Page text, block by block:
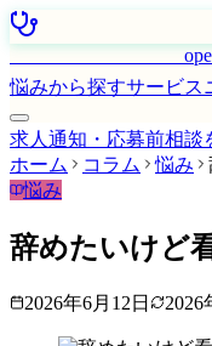
悩みから探すサービス
求人通知・応募前相談
ホーム
コラム 悩み
悩み
辞めたいけど
2026年6月12日 2026